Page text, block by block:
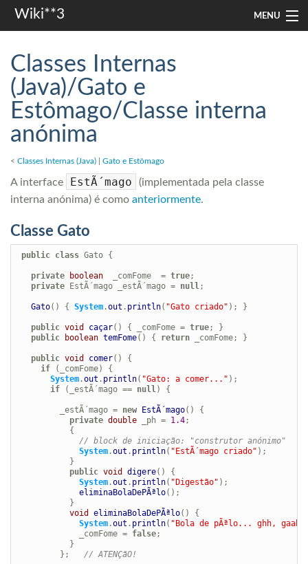
Wiki**3 MENU
aulas
investigação
misc
Search
Classes Internas
(Java)/Gato e
Estômago/Classe interna
anónima
< Classes Internas (Java) Gato e Estômago
A interface EstÃ´mago
(implementada pela classe
interna anónima) é como anteriormente.
Classe Gato
public class Gato {
private boolean
  _comFome  =
true;
private EstÃ´mago _estÃ´mago = null;
Gato() { System .out . println( "Gato criado" ); }
public void caçar() { _comFome = true; }
public
boolean temFome() { return _comFome; }
public void comer() {
if (_comFome) {
System .out . println( "Gato: a comer..." );
if (_estÃ´mago == null) {
         _estÃ´mago =
new EstÃ´mago() {
private double _ph = 1.4;
           {
// block de iniciação: "construtor anónimo"
System .out . println( "EstÃ´mago criado" );
           }
public void digere() {
System .out . println( "Digestão" );
eliminaBolaDePÃªlo();
           }
void
eliminaBolaDePÃªlo() {
System .out . println( "Bola de pÃªlo... ghh,
             _comFome =
false;
           }
         };
// ATENÇãO!